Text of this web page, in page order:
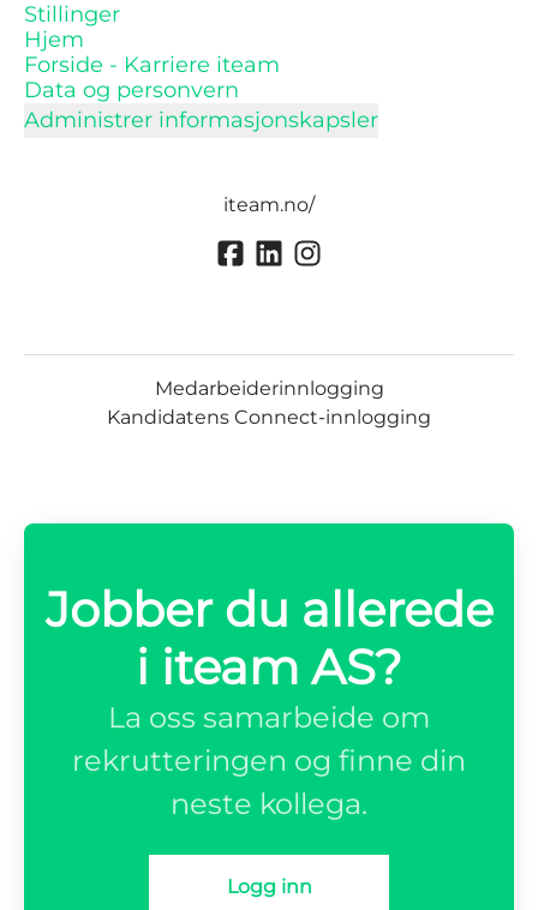
Stillinger
Hjem
Forside - Karriere iteam
Data og personvern
Administrer informasjonskapsler
iteam.no/
Medarbeiderinnlogging
Kandidatens Connect-innlogging
Jobber du allerede
i iteam AS?
La oss samarbeide om
rekrutteringen og finne din
neste kollega.
Logg inn